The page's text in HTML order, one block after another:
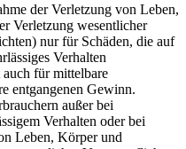
der Verletzung von Leben,
Verletzung wesentlicher
nur für Schäden, die auf
Verhalten
für mittelbare
entgangenen Gewinn.
außer bei
Verhalten oder bei
Leben, Körper und